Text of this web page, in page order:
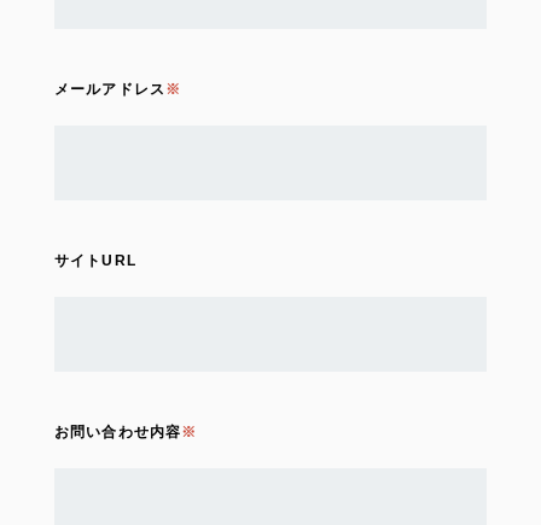
メールアドレス
サイトURL
お問い合わせ内容